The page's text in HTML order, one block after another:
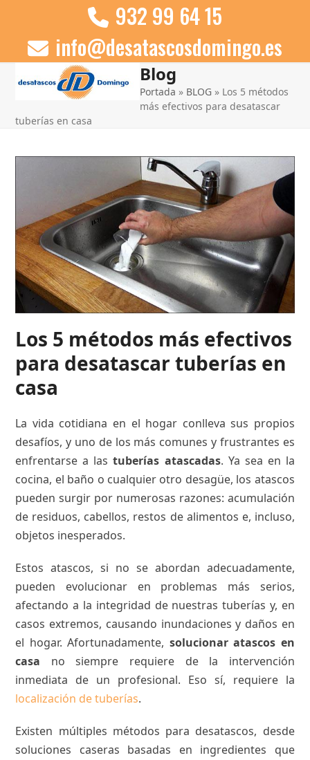
content
932 99 64 15
info@desatascosdomingo.es
mobile
menu
mobile
menu
Blog
Portada » BLOG » Los 5 métodos
más efectivos para desatascar
tuberías en casa
Los 5 métodos más efectivos
para desatascar tuberías en
casa
La vida cotidiana en el hogar conlleva sus propios
desafíos, y uno de los más comunes y frustrantes es
enfrentarse a lastuberías atascadas. Ya sea en la
cocina, el baño o cualquier otro desagüe, los atascos
pueden surgir por numerosas razones: acumulación
de residuos, cabellos, restos de alimentos e, incluso,
objetos inesperados.
Estos atascos, si no se abordan adecuadamente,
pueden evolucionar en problemas más serios,
afectando a la integridad de nuestras tuberías y, en
casos extremos, causando inundaciones y daños en
el hogar. Afortunadamente, solucionar atascos en
casa no siempre requiere de la intervención
inmediata de un profesional. Eso sí, requiere la
localización de tuberías.
Existen múltiples métodos para desatascos, desde
soluciones caseras basadas en ingredientes que